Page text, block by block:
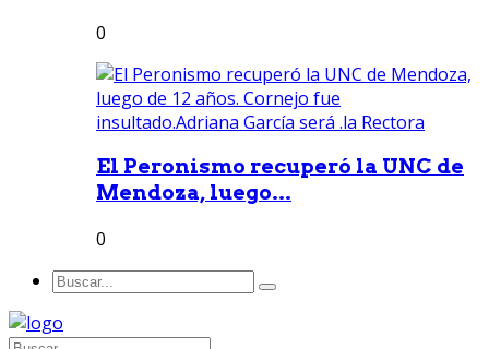
0
El Peronismo recuperó la UNC de
Mendoza, luego...
0